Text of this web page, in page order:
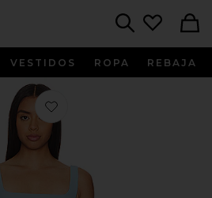
VESTIDOS ROPA REBAJA
Favorito VESTIDO AUGUSTINE